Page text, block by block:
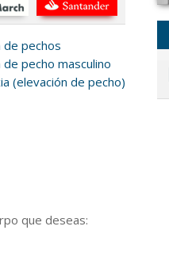
de pechos
de pecho masculino
(elevación de pecho)
que deseas: